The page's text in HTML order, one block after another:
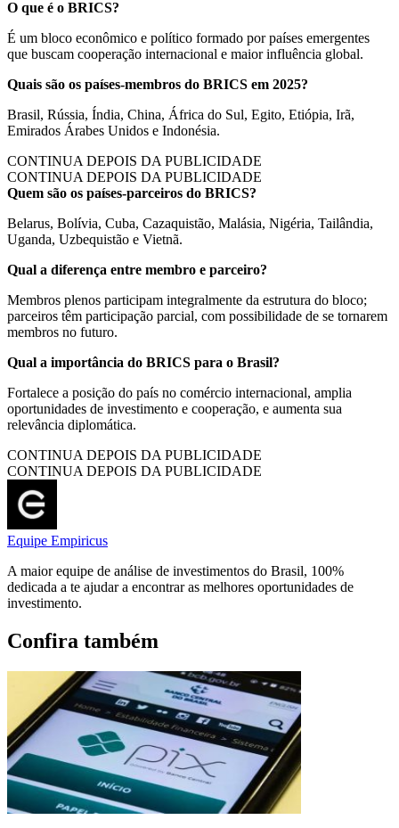
O que é o BRICS?
É um bloco econômico e político formado por países emergentes
que buscam cooperação internacional e maior influência global.
Quais são os países-membros do BRICS em 2025?
Brasil, Rússia, Índia, China, África do Sul, Egito, Etiópia, Irã,
Emirados Árabes Unidos e Indonésia.
CONTINUA DEPOIS DA PUBLICIDADE
CONTINUA DEPOIS DA PUBLICIDADE
Quem são os países-parceiros do BRICS?
Belarus, Bolívia, Cuba, Cazaquistão, Malásia, Nigéria, Tailândia,
Uganda, Uzbequistão e Vietnã.
Qual a diferença entre membro e parceiro?
Membros plenos participam integralmente da estrutura do bloco;
parceiros têm participação parcial, com possibilidade de se tornarem
membros no futuro.
Qual a importância do BRICS para o Brasil?
Fortalece a posição do país no comércio internacional, amplia
oportunidades de investimento e cooperação, e aumenta sua
relevância diplomática.
CONTINUA DEPOIS DA PUBLICIDADE
CONTINUA DEPOIS DA PUBLICIDADE
Equipe Empiricus
A maior equipe de análise de investimentos do Brasil, 100%
dedicada a te ajudar a encontrar as melhores oportunidades de
investimento.
Confira também